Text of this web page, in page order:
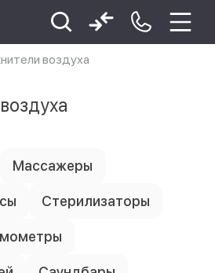
redmi 12c
воздуха
Массажеры
Стерилизаторы